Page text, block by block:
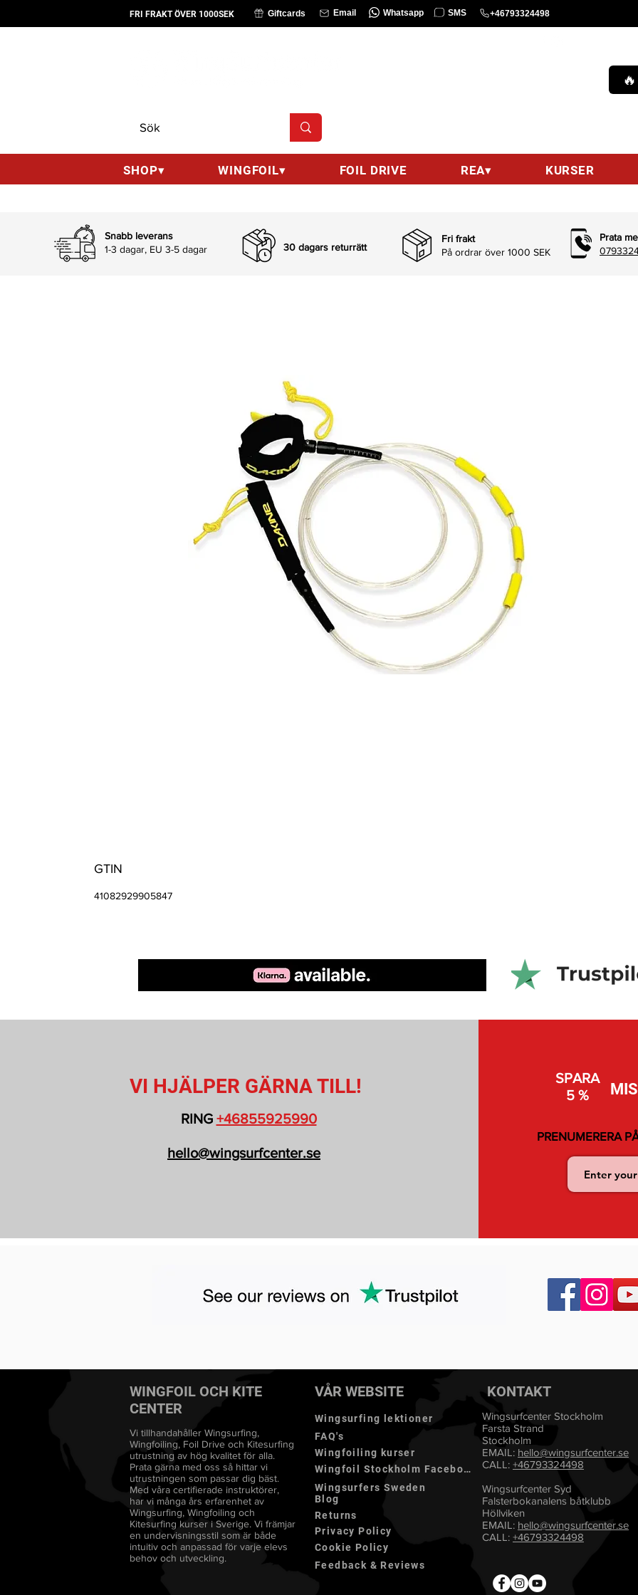
FRI FRAKT ÖVER 1000SEK Giftcards Email Whatsapp SMS +46793324498
SHOP▾ WINGFOIL▾ FOIL DRIVE REA▾ KURSER
Snabb leverans
1-3 dagar, EU 3-5 dagar
30 dagars returrätt
Fri frakt
På ordrar över 1000 SEK
Prata
GTIN
41082929905847
VI HJÄLPER GÄRNA TILL!
RING +46855925990
hello@wingsurfcenter.se
SPARA
5 %
PRENUMERERA
WINGFOIL OCH KITE
CENTER
Vi tillhandahåller Wingsurfing,
Wingfoiling, Foil Drive och Kitesurfing
utrustning av hög kvalitet för alla.
Prata gärna med oss så hittar vi
utrustningen som passar dig bäst.
Med våra certifierade instruktörer,
har vi många års erfarenhet av
Wingsurfing, Wingfoiling och
Kitesurfing kurser i Sverige. Vi främjar
en undervisningsstil som är både
intuitiv och anpassad för varje elevs
behov och utveckling.
VÅR WEBSITE
Wingsurfing lektioner
FAQ's
Wingfoiling kurser
Wingfoil Stockholm Facebook
Blog
Returns
Privacy Policy
Cookie Policy
Feedback & Reviews
Wingsurfers Sweden
KONTAKT
Wingsurfcenter Stockholm
Farsta Strand
Stockholm
EMAIL: hello@wingsurfcenter.se
CALL: +46793324498
Wingsurfcenter Syd
Falsterbokanalens båtklubb
Höllviken
EMAIL: hello@wingsurfcenter.se
CALL: +46793324498